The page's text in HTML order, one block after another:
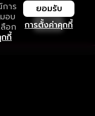
การ
อบ
อก
กี้
การตั้งค่าคุกกี้
ยอมรับ
เปิด